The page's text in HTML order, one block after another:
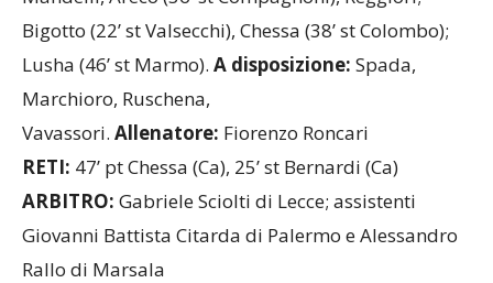
Bigotto (22’ st Valsecchi), Chessa (38’ st Colombo);
Lusha (46’ st Marmo). A disposizione: Spada,
Marchioro, Ruschena,
Vavassori. Allenatore: Fiorenzo Roncari
RETI: 47’ pt Chessa (Ca), 25’ st Bernardi (Ca)
ARBITRO: Gabriele Sciolti di Lecce; assistenti
Giovanni Battista Citarda di Palermo e Alessandro
Rallo di Marsala